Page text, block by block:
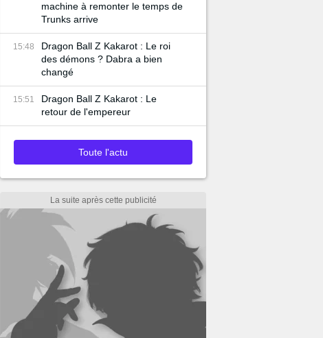
machine à remonter le temps de
Trunks arrive
15:48
Dragon Ball Z Kakarot : Le roi
des démons ? Dabra a bien
changé
15:51
Dragon Ball Z Kakarot : Le
retour de l'empereur
Toute l'actu